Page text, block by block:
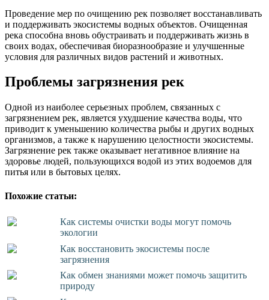
Проведение мер по очищению рек позволяет восстанавливать
и поддерживать экосистемы водных объектов. Очищенная
река способна вновь обустраивать и поддерживать жизнь в
своих водах, обеспечивая биоразнообразие и улучшенные
условия для различных видов растений и животных.
Проблемы загрязнения рек
Одной из наиболее серьезных проблем, связанных с
загрязнением рек, является ухудшение качества воды, что
приводит к уменьшению количества рыбы и других водных
организмов, а также к нарушению целостности экосистемы.
Загрязнение рек также оказывает негативное влияние на
здоровье людей, пользующихся водой из этих водоемов для
питья или в бытовых целях.
Похожие статьи:
Как системы очистки воды могут помочь
экологии
Как восстановить экосистемы после
загрязнения
Как обмен знаниями может помочь защитить
природу